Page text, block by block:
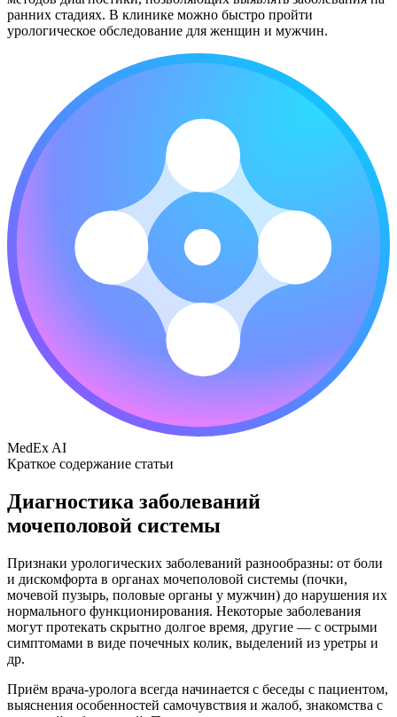
ранних стадиях. В клинике можно быстро пройти
урологическое обследование для женщин и мужчин.
MedEx AI
Краткое содержание статьи
Диагностика заболеваний
мочеполовой системы
Признаки урологических заболеваний разнообразны: от боли
и дискомфорта в органах мочеполовой системы (почки,
мочевой пузырь, половые органы у мужчин) до нарушения их
нормального функционирования. Некоторые заболевания
могут протекать скрытно долгое время, другие — с острыми
симптомами в виде почечных колик, выделений из уретры и
др.
Приём врача-уролога всегда начинается с беседы с пациентом,
выяснения особенностей самочувствия и жалоб, знакомства с